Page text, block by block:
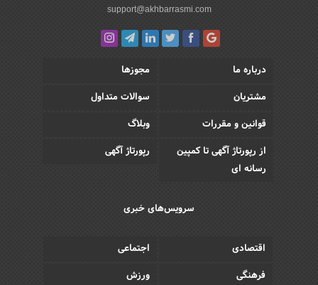
support@akhbarrasmi.com
درباره ما
مجوزها
مشتریان
سوالات متداول
قوانین و مقررات
وبلاگ
از رپورتاژ آگهی تا کمپین
رسانه ای
رپورتاژ آگهی
سرویس‌های خبری
اقتصادی
اجتماعی
فرهنگی
ورزش